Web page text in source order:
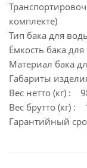
комплекте)
Тип бака для
Ёмкость бака
Материал бака
Габариты
Вес нетто (кг) :
Вес брутто (кг) :
Гарантийный